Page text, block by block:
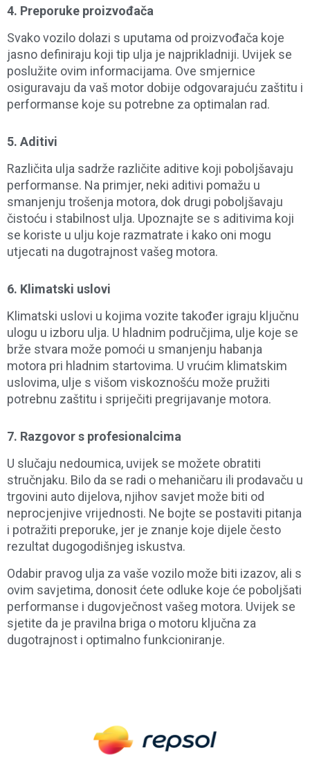
4. Preporuke proizvođača
Svako vozilo dolazi s uputama od proizvođača koje
jasno definiraju koji tip ulja je najprikladniji. Uvijek se
poslužite ovim informacijama. Ove smjernice
osiguravaju da vaš motor dobije odgovarajuću zaštitu i
performanse koje su potrebne za optimalan rad.
5. Aditivi
Različita ulja sadrže različite aditive koji poboljšavaju
performanse. Na primjer, neki aditivi pomažu u
smanjenju trošenja motora, dok drugi poboljšavaju
čistoću i stabilnost ulja. Upoznajte se s aditivima koji
se koriste u ulju koje razmatrate i kako oni mogu
utjecati na dugotrajnost vašeg motora.
6. Klimatski uslovi
Klimatski uslovi u kojima vozite također igraju ključnu
ulogu u izboru ulja. U hladnim područjima, ulje koje se
brže stvara može pomoći u smanjenju habanja
motora pri hladnim startovima. U vrućim klimatskim
uslovima, ulje s višom viskoznošću može pružiti
potrebnu zaštitu i spriječiti pregrijavanje motora.
7. Razgovor s profesionalcima
U slučaju nedoumica, uvijek se možete obratiti
stručnjaku. Bilo da se radi o mehaničaru ili prodavaču u
trgovini auto dijelova, njihov savjet može biti od
neprocjenjive vrijednosti. Ne bojte se postaviti pitanja
i potražiti preporuke, jer je znanje koje dijele često
rezultat dugogodišnjeg iskustva.
Odabir pravog ulja za vaše vozilo može biti izazov, ali s
ovim savjetima, donosit ćete odluke koje će poboljšati
performanse i dugovječnost vašeg motora. Uvijek se
sjetite da je pravilna briga o motoru ključna za
dugotrajnost i optimalno funkcioniranje.